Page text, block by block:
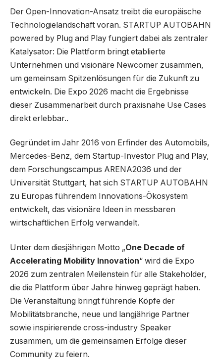
Der Open-Innovation-Ansatz treibt die europäische
Technologielandschaft voran. STARTUP AUTOBAHN
powered by Plug and Play fungiert dabei als zentraler
Katalysator: Die Plattform bringt etablierte
Unternehmen und visionäre Newcomer zusammen,
um gemeinsam Spitzenlösungen für die Zukunft zu
entwickeln. Die Expo 2026 macht die Ergebnisse
dieser Zusammenarbeit durch praxisnahe Use Cases
direkt erlebbar..
Gegründet im Jahr 2016 von Erfinder des Automobils,
Mercedes-Benz, dem Startup-Investor Plug and Play,
dem Forschungscampus ARENA2036 und der
Universität Stuttgart, hat sich STARTUP AUTOBAHN
zu Europas führendem Innovations-Ökosystem
entwickelt, das visionäre Ideen in messbaren
wirtschaftlichen Erfolg verwandelt.
Unter dem diesjährigen Motto „One Decade of
Accelerating Mobility Innovation“ wird die Expo
2026 zum zentralen Meilenstein für alle Stakeholder,
die die Plattform über Jahre hinweg geprägt haben.
Die Veranstaltung bringt führende Köpfe der
Mobilitätsbranche, neue und langjährige Partner
sowie inspirierende cross-industry Speaker
zusammen, um die gemeinsamen Erfolge dieser
Community zu feiern.